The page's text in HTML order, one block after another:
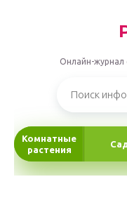
Онлайн-журнал
Комнатные
растения